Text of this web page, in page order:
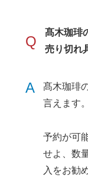
Q
髙木珈琲
売り切れ
A
髙木珈琲
言えます。
予約が可
せよ、数
入をお勧